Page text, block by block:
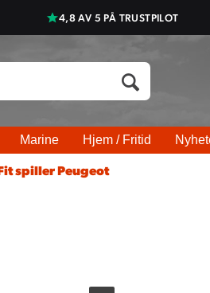
4,8 AV 5 PÅ TRUSTPILOT
Marine Hjem / Fritid
spiller Peugeot